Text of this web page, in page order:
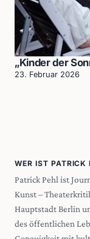
„Kinder der
23. Februar 2026
WER IST PATRICK
Patrick Pehl ist
Kunst –
Hauptstadt Berlin
des öffentlichen